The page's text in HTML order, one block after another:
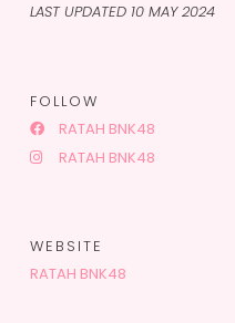
LAST UPDATED 10 MAY 2024
FOLLOW
RATAH BNK48
RATAH BNK48
WEBSITE
RATAH BNK48